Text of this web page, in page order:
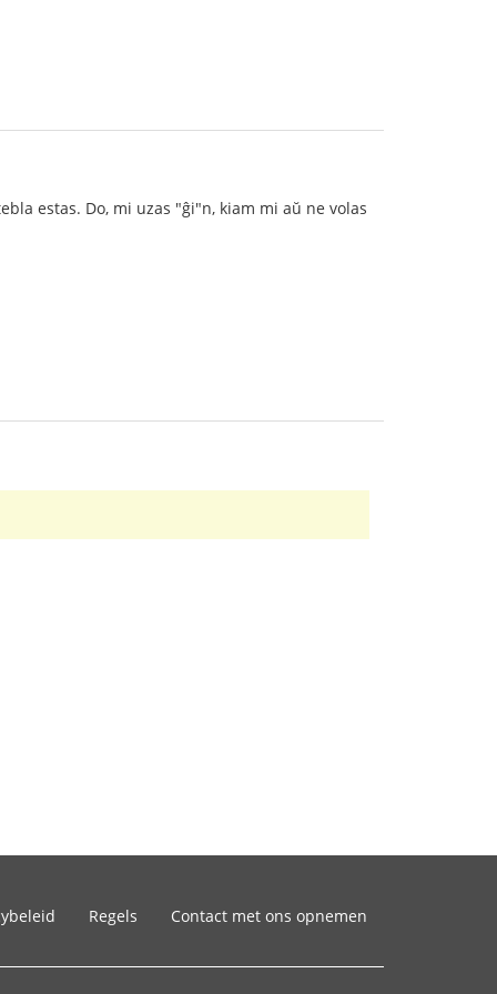
estas. Do, mi uzas "ĝi"n, kiam mi aŭ ne volas
Regels Contact met ons opnemen